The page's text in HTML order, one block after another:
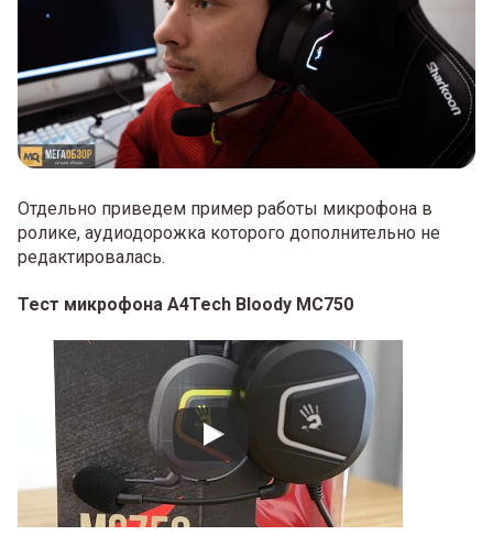
Отдельно приведем пример работы микрофона в
ролике, аудиодорожка которого дополнительно не
редактировалась.
Тест микрофона A4Tech Bloody MC750